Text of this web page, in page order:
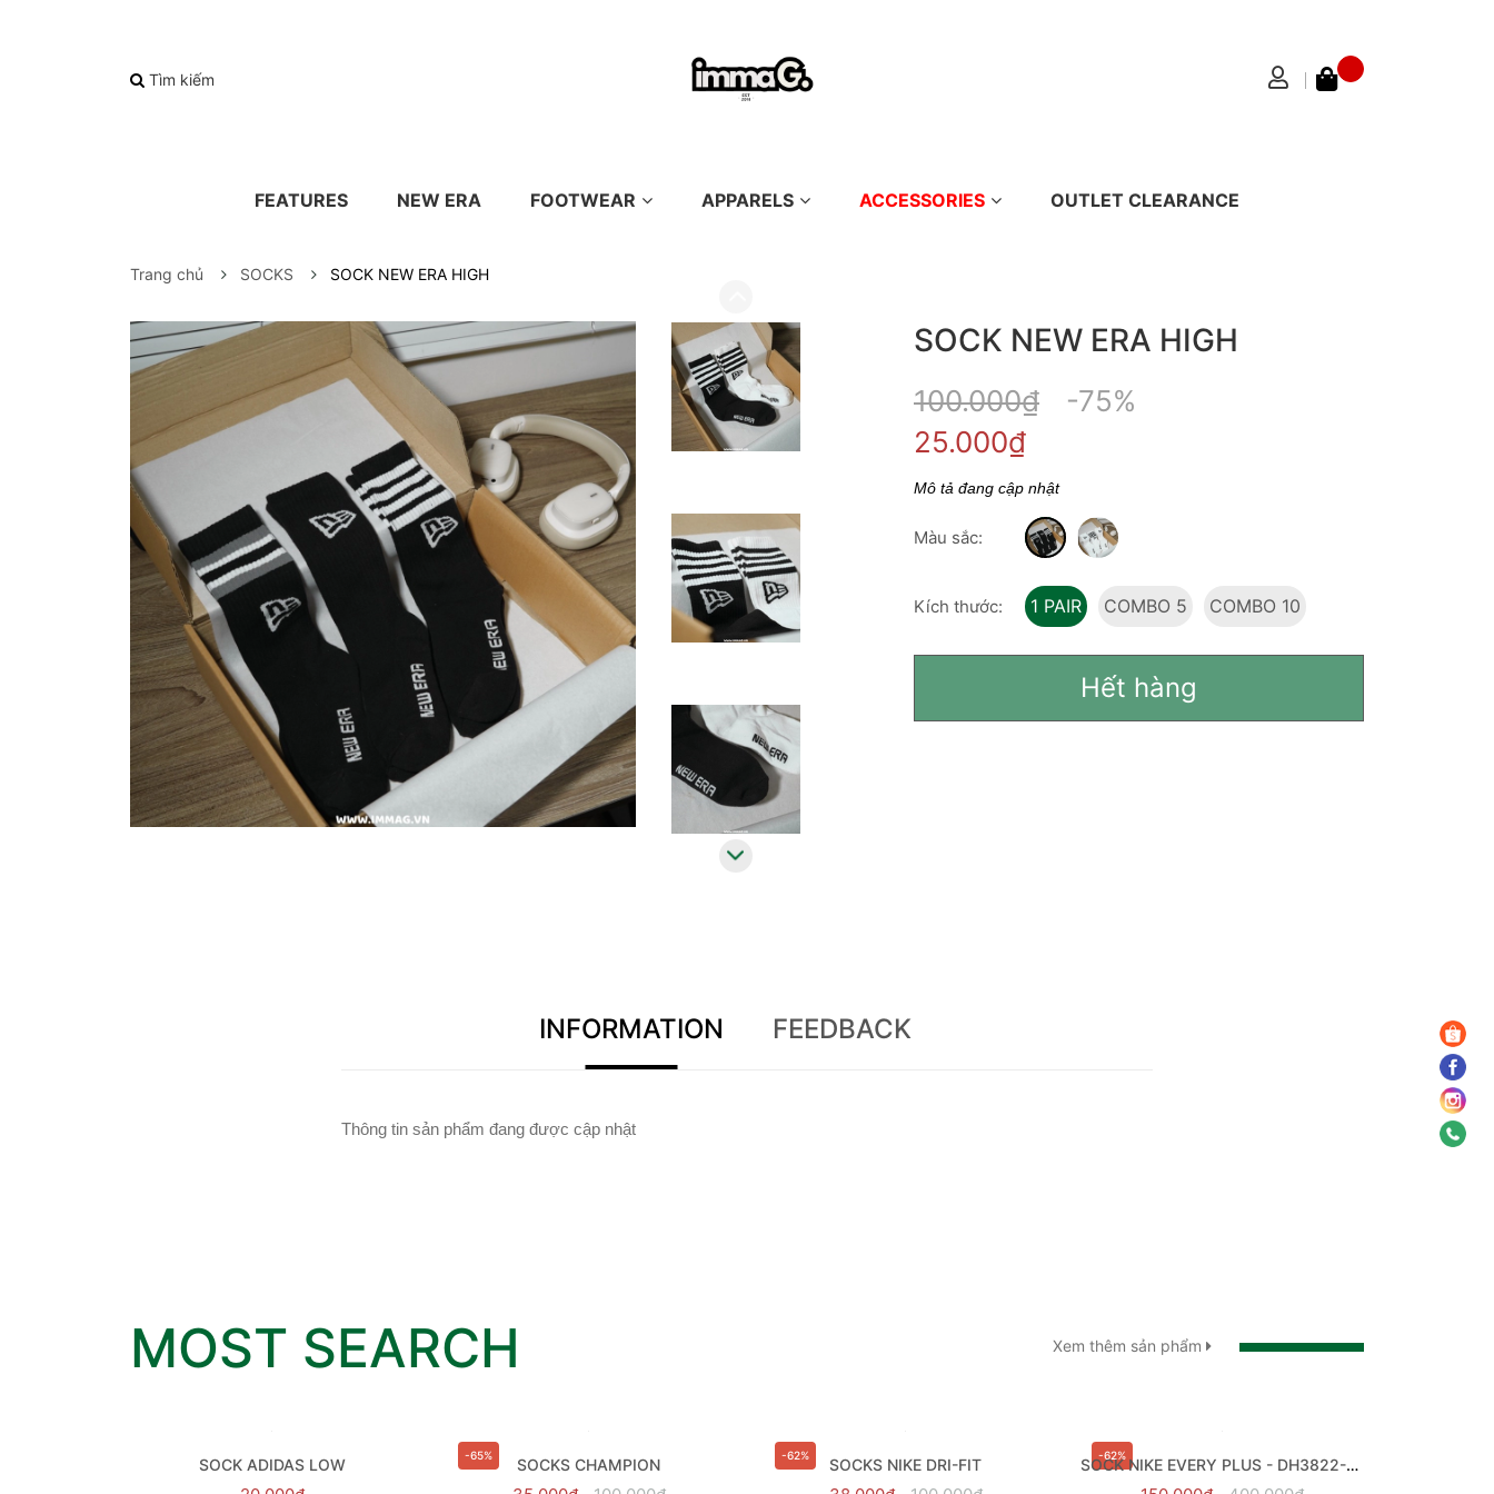
Tìm kiếm
FEATURES NEW ERA FOOTWEAR APPARELS ACCESSORIES OUTLET CLEARANCE
Trang chủ SOCKS SOCK NEW ERA HIGH
SOCK NEW ERA HIGH
100.000₫
-75%
25.000₫
Mô tả đang cập nhật
Màu sắc:
Kích thước: 1 PAIR COMBO 5 COMBO 10
Hết hàng
INFORMATION FEEDBACK
Thông tin sản phẩm đang được cập nhật
MOST SEARCH Xem thêm sản phẩm
-65% -62% -62% SOCK NIKE EVERY PLUS - DH3822-902